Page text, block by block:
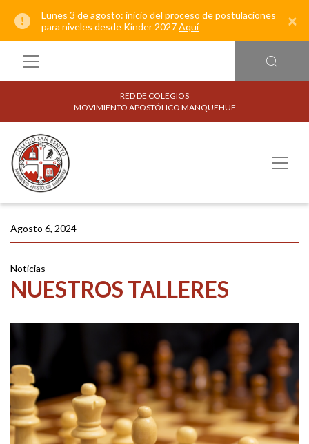
Lunes 3 de agosto: inicio del proceso de postulaciones
para niveles desde Kínder 2027Aquí ×
RED DE COLEGIOS
MOVIMIENTO APOSTÓLICO MANQUEHUE
Agosto 6, 2024
Noticias
NUESTROS TALLERES